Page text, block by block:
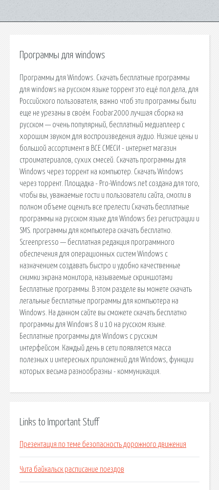
Программы для windows
Программы для Windows. Скачать бесплатные программы
для windows на русском языке торрент это ещё пол дела, для
Российского пользователя, важно чтоб эти программы были
еще не урезаны в своём. Foobar2000 лучшая сборка на
русском — очень популярный, бесплатный медиаплеер с
хорошим звуком для воспроизведения аудио. Низкие цены и
большой ассортимент в ВСЕ СМЕСИ - интернет магазин
строиматериалов, сухих смесей. Cкачать программы для
Windows через торрент на компьютер. Скачать Windows
через торрент. Площадка - Pro-Windows.net создана для того,
чтобы вы, уважаемые гости и пользователи сайта, смогли в
полном объеме оценить все прелести Скачать бесплатные
программы на русском языке для Windows без регистрации и
SMS. программы для компьютера скачать бесплатно.
Screenpresso — бесплатная редакция программного
обеспечения для операционных систем Windows с
назначением создавать быстро и удобно качественные
снимки экрана монитора, называемые скриншотами
Бесплатные программы. В этом разделе вы можете скачать
легальные бесплатные программы для компьютера на
Windows. На данном сайте вы сможете скачать бесплатно
программы для Windows 8 и 10 на русском языке.
Бесплатные программы для Windows с русским
интерфейсом. Каждый день в сети появляется масса
полезных и интересных приложений для Windows, функции
которых весьма разнообразны - коммуникация.
Links to Important Stuff
Презентация по теме безопасность дорожного движения
Чита байкальск расписание поездов